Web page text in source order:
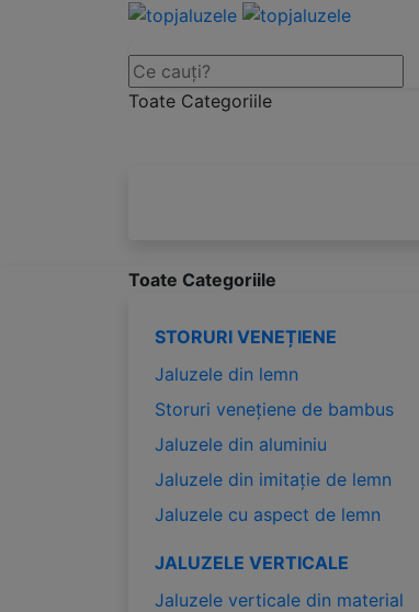
Toate Categoriile
Toate Categoriile
STORURI VENEȚIENE
Jaluzele din lemn
Storuri venețiene de bambus
Jaluzele din aluminiu
Jaluzele din imitație de lemn
Jaluzele cu aspect de lemn
JALUZELE VERTICALE
Jaluzele verticale din material